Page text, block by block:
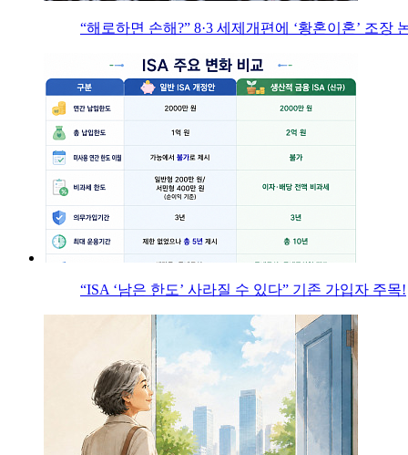
“해로하면 손해?” 8·3 세제개편에 ‘황혼이혼’ 조장
“ISA ‘남은 한도’ 사라질 수 있다” 기존 가입자 주목!